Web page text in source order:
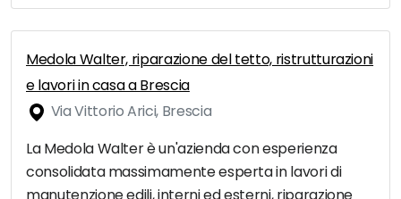
Medola Walter, riparazione del tetto, ristrutturazioni
e lavori in casa a Brescia
Via Vittorio Arici, Brescia
La Medola Walter è un'azienda con esperienza
consolidata massimamente esperta in lavori di